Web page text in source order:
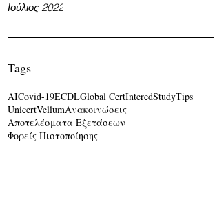
Ιούλιος 2022
Tags
AICovid-19ECDLGlobal CertInteredStudyTips
UnicertVellumΑνακοινώσεις
Αποτελέσματα Εξετάσεων
Φορείς Πιστοποίησης